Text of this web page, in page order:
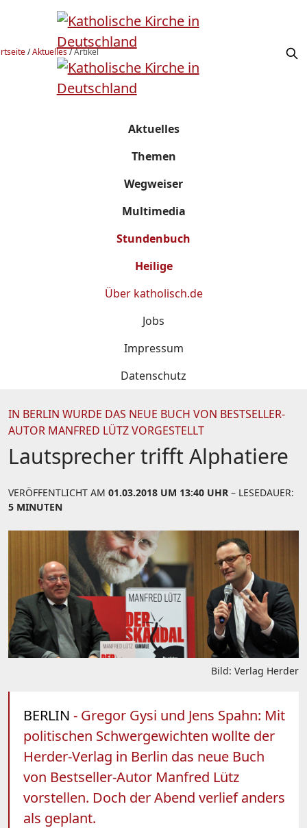
/Aktuelles/Artikel
Aktuelles
Themen
Wegweiser
Multimedia
Stundenbuch
Heilige
Über katholisch.de
Jobs
Impressum
Datenschutz
IN BERLIN WURDE DAS NEUE BUCH VON BESTSELLER-
AUTOR MANFRED LÜTZ VORGESTELLT
Lautsprecher trifft Alphatiere
VERÖFFENTLICHT AM 01.03.2018 UM 13:40 UHR – LESEDAUER:
5 MINUTEN
Bild: Verlag Herder
BERLIN - Gregor Gysi und Jens Spahn: Mit
politischen Schwergewichten wollte der
Herder-Verlag in Berlin das neue Buch
von Bestseller-Autor Manfred Lütz
vorstellen. Doch der Abend verlief anders
als geplant.